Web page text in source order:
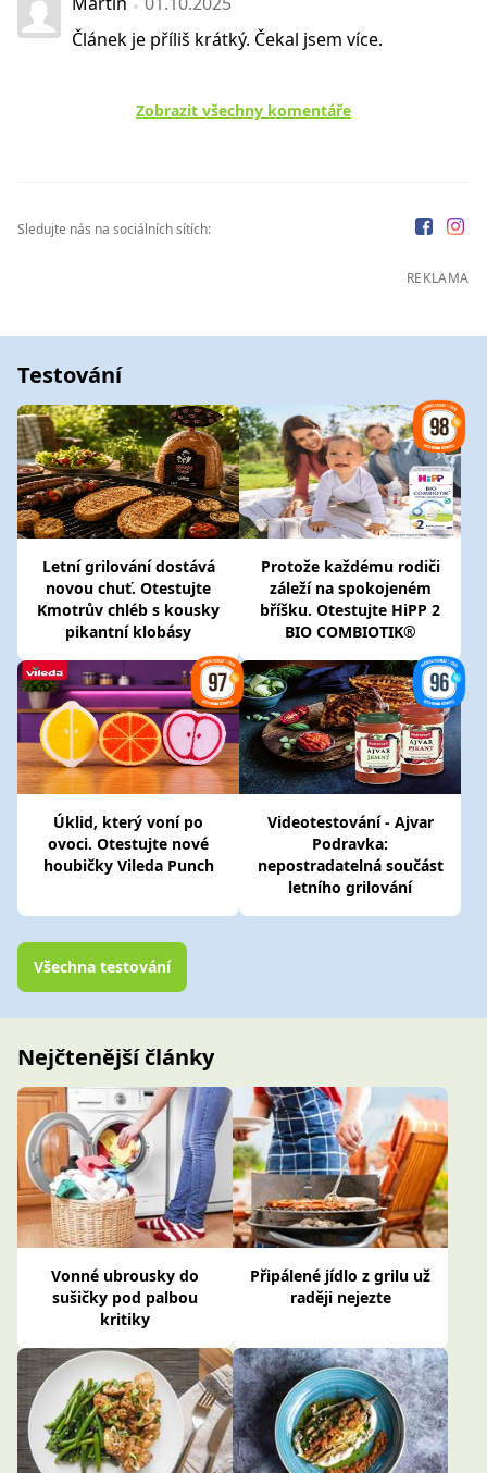
Článek je příliš krátký. Čekal jsem více.
Zobrazit všechny komentáře
Sledujte nás na sociálních sítích:
REKLAMA
Testování
Letní grilování dostává
novou chuť. Otestujte
Kmotrův chléb s kousky
pikantní klobásy
Protože každému rodiči
záleží na spokojeném
bříšku. Otestujte HiPP 2
BIO COMBIOTIK®
Úklid, který voní po
ovoci. Otestujte nové
houbičky Vileda Punch
Videotestování - Ajvar
Podravka:
nepostradatelná součást
letního grilování
Všechna testování
Nejčtenější články
Vonné ubrousky do
sušičky pod palbou
kritiky
Připálené jídlo z grilu už
raději nejezte